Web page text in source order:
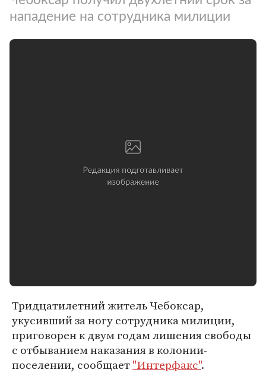
нападение на сотрудника милиции
Тридцатилетний житель Чебоксар,
укусивший за ногу сотрудника милиции,
приговорен к двум годам лишения свободы
с отбыванием наказания в колонии-
поселении, сообщает"Интерфакс".